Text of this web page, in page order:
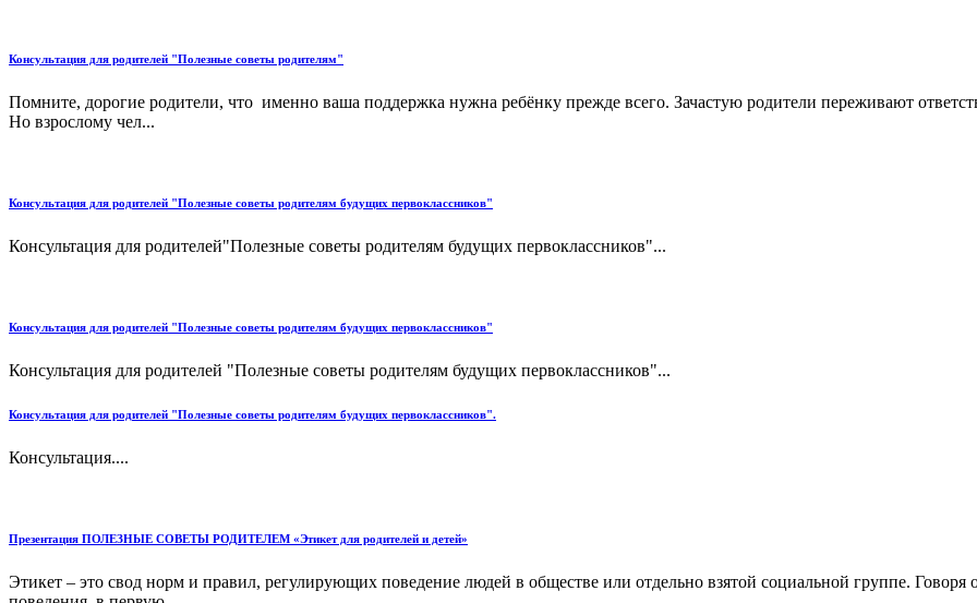
Консультация для родителей "Полезные советы родителям"
Помните, дорогие родители, что именно ваша поддержка нужна ребёнку прежде всего. Зачастую родители переживают
Но взрослому чел...
Консультация для родителей "Полезные советы родителям будущих первоклассников"
Консультация для родителей"Полезные советы родителям будущих первоклассников"...
Консультация для родителей "Полезные советы родителям будущих первоклассников"
Консультация для родителей "Полезные советы родителям будущих первоклассников"...
Консультация для родителей "Полезные советы родителям будущих первоклассников".
Консультация....
Презентация ПОЛЕЗНЫЕ СОВЕТЫ РОДИТЕЛЕМ «Этикет для родителей и детей»
Этикет – это свод норм и правил, регулирующих поведение людей в обществе или отдельно взятой социальной группе. Говоря